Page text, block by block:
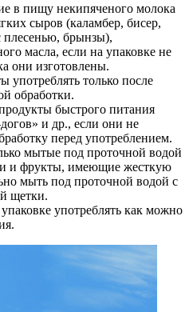
в пищу некипяченого молока
сыров (каламбер, бисер,
плесенью, брынзы),
масла, если на упаковке не
они изготовлены.
только после
обработки.
быстрого питания
и др., если они не
перед употреблением.
мытые под проточной водой
и фрукты, имеющие жесткую
мыть под проточной водой с
щетки.
употреблять как можно